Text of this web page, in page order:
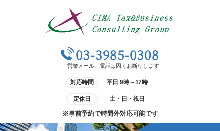
03-3985-0308
営業メール、電話は固くお断りします
対応時間 平日 9時～17時
定休日 土・日・祝日
※事前予約で時間外対応可能です